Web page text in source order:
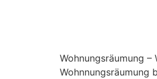
Wohnungsräumung
Wohnnungsräumung